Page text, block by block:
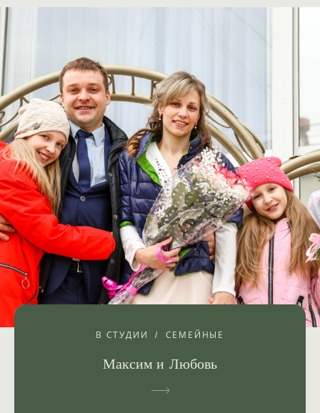
В СТУДИИ СЕМЕЙНЫЕ
Максим и Любовь